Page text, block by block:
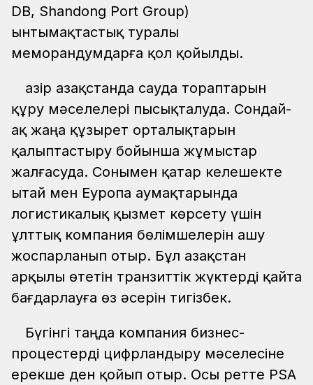
DB, Shandong Port Group)
ынтымақтастық туралы
меморандумдарға қол қойылды.
Қазір Қазақстанда сауда тораптарын
құру мәселелері пысықталуда. Сондай-
ақ жаңа құзырет орталықтарын
қалыптастыру бойынша жұмыстар
жалғасуда. Сонымен қатар келешекте
Қытай мен Еуропа аумақтарында
логистикалық қызмет көрсету үшін
ұлттық компания бөлімшелерін ашу
жоспарланып отыр. Бұл Қазақстан
арқылы өтетін транзиттік жүктерді қайта
бағдарлауға өз әсерін тигізбек.
Бүгінгі таңда компания бизнес-
процестерді цифрландыру мәселесіне
ерекше ден қойып отыр. Осы ретте PSA